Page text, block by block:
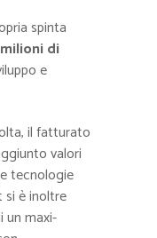
spinta
di
e
il fatturato
valori
tecnologie
si è inoltre
un maxi-